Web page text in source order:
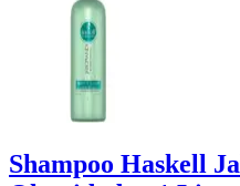
Shampoo Haskell